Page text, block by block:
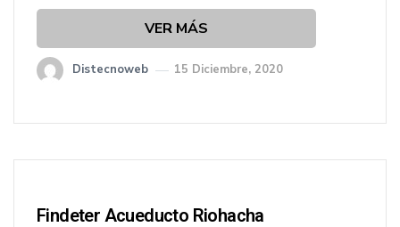
VER MÁS
Distecnoweb 15 Diciembre, 2020
Findeter Acueducto Riohacha